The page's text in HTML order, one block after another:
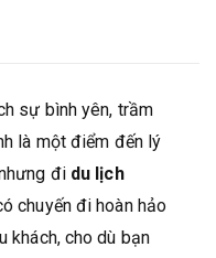
sự bình yên, trầm
là một điểm đến lý
đi du lịch
chuyến đi hoàn hảo
khách, cho dù bạn